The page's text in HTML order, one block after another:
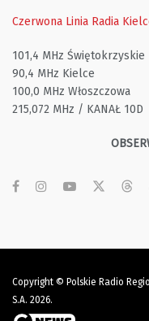
Czerwona Linia Radia
101,4 MHz Świętokrzyskie
90,4 MHz Kielce
100,0 MHz Włoszczowa
215,072 MHz / KANAŁ 10D
Copyright © Polskie Radio
S.A. 2026.